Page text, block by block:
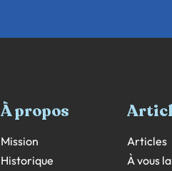
À propos
Mission
Historique
Articles
À vous